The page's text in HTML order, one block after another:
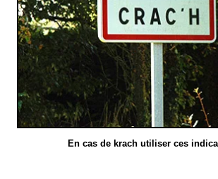
En cas de krach utiliser ces